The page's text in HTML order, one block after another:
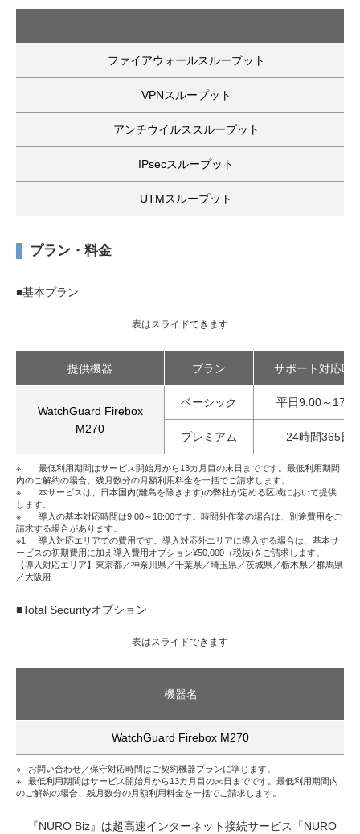
ファイアウォールスループット
VPNスループット
アンチウイルススループット
IPsecスループット
UTMスループット
プラン・料金
■基本プラン
表はスライドできます
提供機器 プラン サポート対応時
WatchGuard Firebox
M270
ベーシック 平日9:00～
プレミアム 24時間365日
※
最低利用期間はサービス開始月から13カ月目の末日までです。最低利用期間
内のご解約の場合、残月数分の月額利用料金を一括でご請求します。
※
本サービスは、日本国内(離島を除きます)の弊社が定める区域において提供
します。
※
導入の基本対応時間は9:00～18:00です。時間外作業の場合は、別途費用をご
請求する場合があります。
※1
導入対応エリアでの費用です。導入対応外エリアに導入する場合は、基本サ
ービスの初期費用に加え導入費用オプション¥50,000（税抜)をご請求します。
【導入対応エリア】東京都／神奈川県／千葉県／埼玉県／茨城県／栃木県／群馬県
／大阪府
■Total Securityオプション
表はスライドできます
機器名
WatchGuard Firebox M270
※
お問い合わせ／保守対応時間はご契約機器プランに準じます。
※
最低利用期間はサービス開始月から13カ月目の末日までです。最低利用期間内
のご解約の場合、残月数分の月額利用料金を一括でご請求します。
『NURO Biz』は超高速インターネット接続サービス「NURO